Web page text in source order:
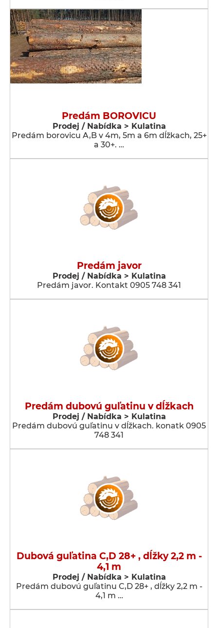
Predám BOROVICU
Prodej / Nabídka > Kulatina
Predám borovicu A,B v 4m, 5m a 6m dĺžkach, 25+
a 30+. …
Predám javor
Prodej / Nabídka > Kulatina
Predám javor. Kontakt 0905 748 341
Predám dubovú guľatinu v dĺžkach
Prodej / Nabídka > Kulatina
Predám dubovú guľatinu v dĺžkach. konatk 0905
748 341
Dubová guľatina C,D 28+ , dĺžky 2,2 m -
4,1 m
Prodej / Nabídka > Kulatina
Predám dubovú guľatinu C,D 28+ , dĺžky 2,2 m -
4,1 m …